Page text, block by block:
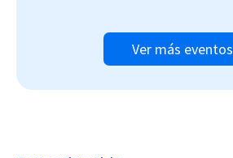
Ver más eventos